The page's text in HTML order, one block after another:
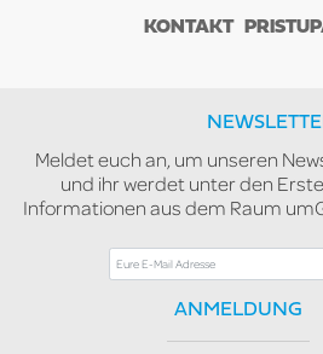
KONTAKT
Meldet euch an, um unseren
und ihr werdet unter den
Informationen aus dem Raum